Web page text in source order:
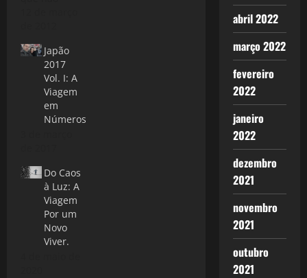
por cansaço,
coração
acelerado,
preocupação
e ansiedade,
tudo isto
domingo, dar
para
imaginar o
tamanho do
desassossego,
resolvi
procura
Japão
2017
Vol. I: A
Viagem
em
Números
Do Caos
à Luz: A
Viagem
Por um
Novo
Viver.
abril 2022
março 2022
fevereiro
2022
janeiro
2022
dezembro
2021
novembro
2021
outubro
2021